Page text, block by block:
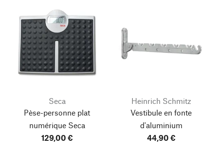
Seca
Pèse-personne plat
numérique Seca
129,00 €
Heinrich Schmitz
Vestibule en fonte
d'aluminium
44,90 €